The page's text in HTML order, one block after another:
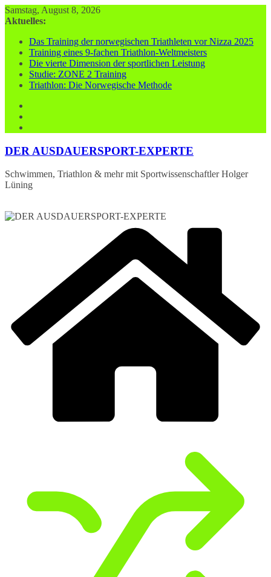
Zum
Inhalt
Samstag, August 8, 2026
Aktuelles:
Das Training der norwegischen Triathleten vor Nizza 2025
Training eines 9-fachen Triathlon-Weltmeisters
Die vierte Dimension der sportlichen Leistung
Studie: ZONE 2 Training
Triathlon: Die Norwegische Methode
DER AUSDAUERSPORT-EXPERTE
Schwimmen, Triathlon & mehr mit Sportwissenschaftler Holger
Lüning